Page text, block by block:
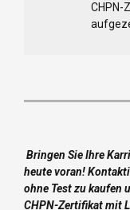
CHPN-
Bringen Sie Ihre
heute voran!
ohne Test zu kaufen
CHPN-Zertifikat mit